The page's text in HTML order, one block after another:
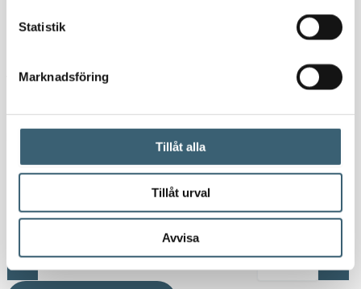
Statistik
Marknadsföring
Tillåt alla
Tillåt urval
Avvisa
Agroflex LD spiralsugslang
Säljs metervis 1 st i varukorgen = 1 meter slang. (50 meter
per rulle)
Lägg till för85kr106,25kr
-
Bufferttank 7000 liter - komplett vattentank
mängd
+